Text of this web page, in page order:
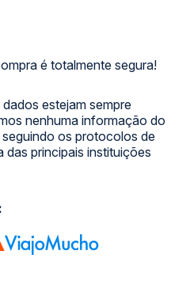
é totalmente segura!
estejam sempre
nenhuma informação do
os protocolos de
principais instituições